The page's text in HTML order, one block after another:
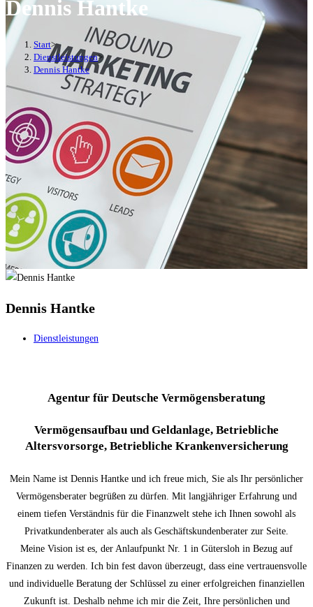
Dennis Hantke
Start>
Dienstleistungen>
Dennis Hantke
Dennis Hantke
Dienstleistungen
Agentur für Deutsche Vermögensberatung
Vermögensaufbau und Geldanlage, Betriebliche
Altersvorsorge, Betriebliche Krankenversicherung
Mein Name ist Dennis Hantke und ich freue mich, Sie als Ihr persönlicher
Vermögensberater begrüßen zu dürfen. Mit langjähriger Erfahrung und
einem tiefen Verständnis für die Finanzwelt stehe ich Ihnen sowohl als
Privatkundenberater als auch als Geschäftskundenberater zur Seite.
Meine Vision ist es, der Anlaufpunkt Nr. 1 in Gütersloh in Bezug auf
Finanzen zu werden. Ich bin fest davon überzeugt, dass eine vertrauensvolle
und individuelle Beratung der Schlüssel zu einer erfolgreichen finanziellen
Zukunft ist. Deshalb nehme ich mir die Zeit, Ihre persönlichen und